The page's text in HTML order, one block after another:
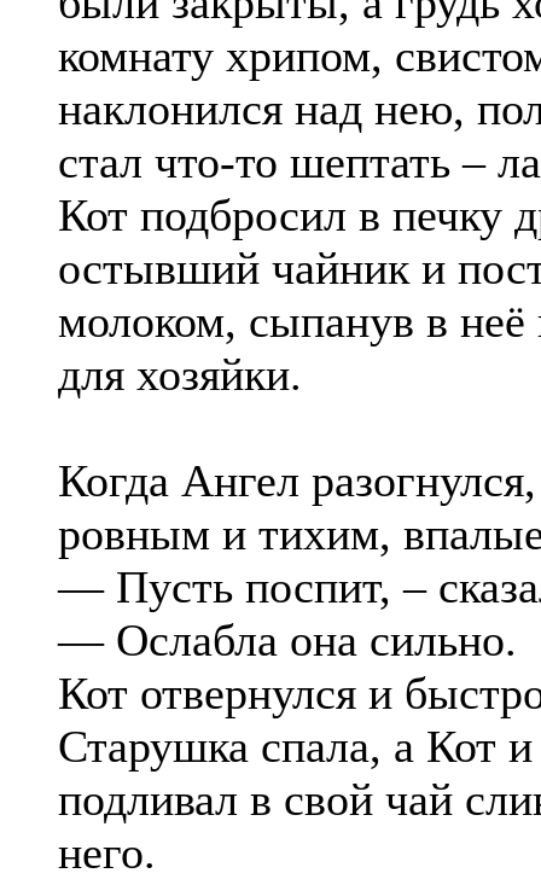
комнату хрипом,
наклонился над нею,
стал что-то шептать –
Кот подбросил в печку
остывший чайник и
молоком, сыпанув в неё
для хозяйки.
Когда Ангел
ровным и тихим,
— Пусть поспит, –
— Ослабла она сильно.
Кот отвернулся и
Старушка спала, а Кот
подливал в свой чай
него.